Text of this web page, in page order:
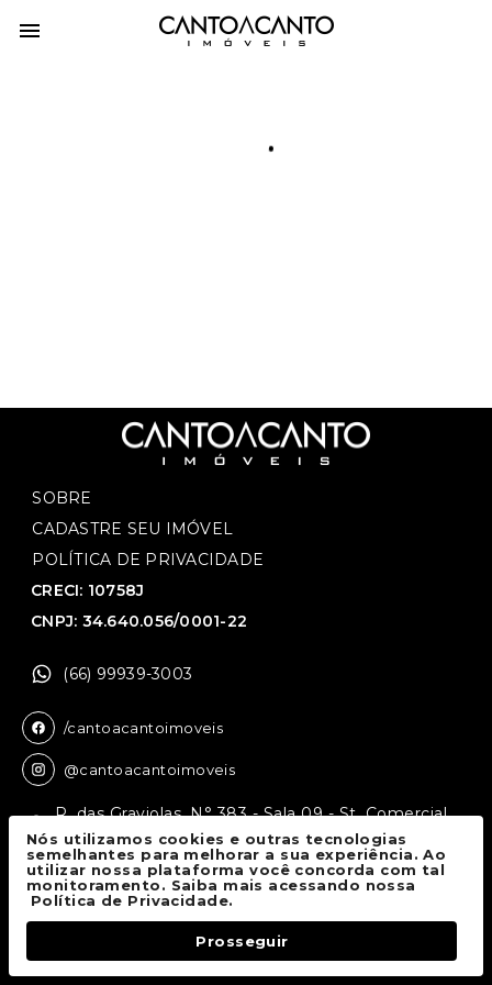
SOBRE
CADASTRE SEU IMÓVEL
POLÍTICA DE PRIVACIDADE
CRECI: 10758J
CNPJ: 34.640.056/0001-22
(66) 99939-3003
/cantoacantoimoveis
@cantoacantoimoveis
R. das Graviolas, N° 383 - Sala 09 - St. Comercial,
Sinop - MT, 78550-136
Canto a Canto Imóveis© 2026.
Todos os direitos reservados.
Nós utilizamos cookies e outras tecnologias
semelhantes para melhorar a sua experiência. Ao
utilizar nossa plataforma você concorda com tal
monitoramento. Saiba mais acessando nossa
Política de Privacidade.
Prosseguir